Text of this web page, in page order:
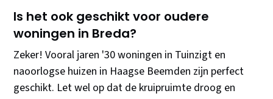
Is het ook geschikt voor oudere
woningen in Breda?
Zeker! Vooral jaren '30 woningen in Tuinzigt en
naoorlogse huizen in Haagse Beemden zijn perfect
geschikt. Let wel op dat de kruipruimte droog en